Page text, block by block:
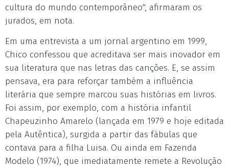
cultura do mundo contemporâneo", afirmaram os
jurados, em nota.
Em uma entrevista a um jornal argentino em 1999,
Chico confessou que acreditava ser mais inovador em
sua literatura que nas letras das canções. E, se assim
pensava, era para reforçar também a influência
literária que sempre marcou suas histórias em livros.
Foi assim, por exemplo, com a história infantil
Chapeuzinho Amarelo (lançada em 1979 e hoje editada
pela Autêntica), surgida a partir das fábulas que
contava para a filha Luisa. Ou ainda em Fazenda
Modelo (1974), que imediatamente remete a Revolução